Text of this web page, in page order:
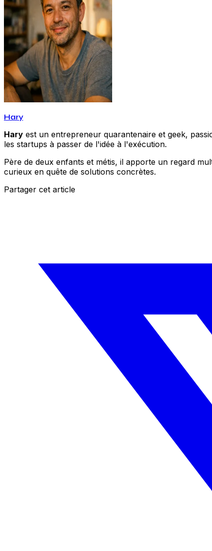
Hary
Hary est un entrepreneur quarantenaire et geek,
les startups à passer de l'idée à l'exécution.
Père de deux enfants et métis, il apporte un regard
curieux en quête de solutions concrètes.
Partager cet article